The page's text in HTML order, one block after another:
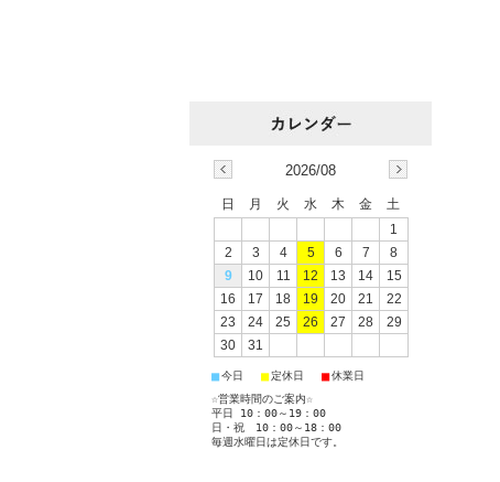
2026/08
日 月 火 水 木 金
土
1
2
3 4 5 6 7
8
9
10 11 12 13 14
15
16
17 18 19 20 21
22
23
24 25 26 27 28
29
30
31
■今日 ■定休日 ■休業日
☆営業時間のご案内☆
平日 10：00～19：00
日・祝 10：00～18：00
毎週水曜日は定休日です。